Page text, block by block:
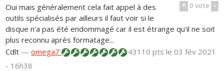
+ 0vote -
Oui mais généralement cela fait appel à des
outils spécialisés par ailleurs il faut voir si le
disque n'a pas été endommagé car il est étrange qu'il ne soit
plus reconnu après formatage...
Cdlt —omega7 43110 ptsle 03 fév 2021
- 16h38